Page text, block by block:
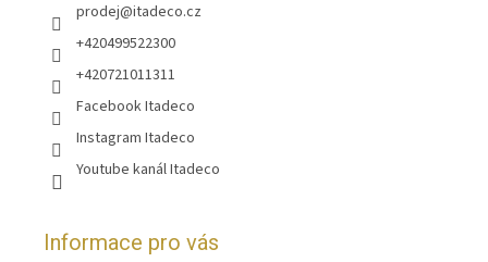
prodej@itadeco.cz
+420499522300
+420721011311
Facebook Itadeco
Instagram Itadeco
Youtube kanál Itadeco
Informace pro vás